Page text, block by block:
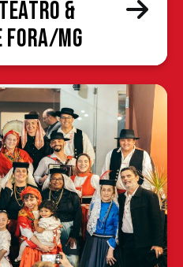
&
Fora/MG